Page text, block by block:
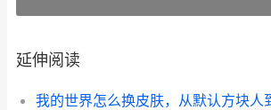
延伸阅读
我的世界怎么换皮肤，从默认方块人